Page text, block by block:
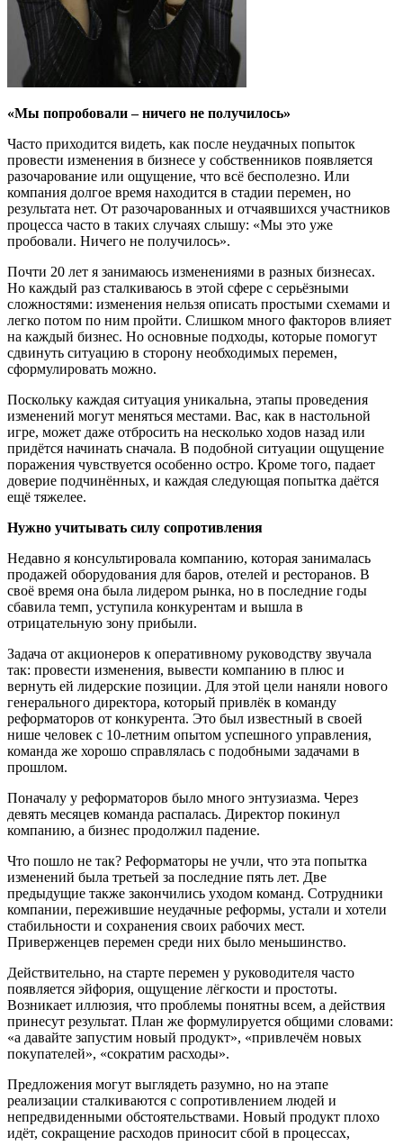
«Мы попробовали – ничего не получилось»
Часто приходится видеть, как после неудачных попыток
провести изменения в бизнесе у собственников появляется
разочарование или ощущение, что всё бесполезно. Или
компания долгое время находится в стадии перемен, но
результата нет. От разочарованных и отчаявшихся участников
процесса часто в таких случаях слышу: «Мы это уже
пробовали. Ничего не получилось».
Почти 20 лет я занимаюсь изменениями в разных бизнесах.
Но каждый раз сталкиваюсь в этой сфере с серьёзными
сложностями: изменения нельзя описать простыми схемами и
легко потом по ним пройти. Слишком много факторов влияет
на каждый бизнес. Но основные подходы, которые помогут
сдвинуть ситуацию в сторону необходимых перемен,
сформулировать можно.
Поскольку каждая ситуация уникальна, этапы проведения
изменений могут меняться местами. Вас, как в настольной
игре, может даже отбросить на несколько ходов назад или
придётся начинать сначала. В подобной ситуации ощущение
поражения чувствуется особенно остро. Кроме того, падает
доверие подчинённых, и каждая следующая попытка даётся
ещё тяжелее.
Нужно учитывать силу сопротивления
Недавно я консультировала компанию, которая занималась
продажей оборудования для баров, отелей и ресторанов. В
своё время она была лидером рынка, но в последние годы
сбавила темп, уступила конкурентам и вышла в
отрицательную зону прибыли.
Задача от акционеров к оперативному руководству звучала
так: провести изменения, вывести компанию в плюс и
вернуть ей лидерские позиции. Для этой цели наняли нового
генерального директора, который привлёк в команду
реформаторов от конкурента. Это был известный в своей
нише человек с 10-летним опытом успешного управления,
команда же хорошо справлялась с подобными задачами в
прошлом.
Поначалу у реформаторов было много энтузиазма. Через
девять месяцев команда распалась. Директор покинул
компанию, а бизнес продолжил падение.
Что пошло не так? Реформаторы не учли, что эта попытка
изменений была третьей за последние пять лет. Две
предыдущие также закончились уходом команд. Сотрудники
компании, пережившие неудачные реформы, устали и хотели
стабильности и сохранения своих рабочих мест.
Приверженцев перемен среди них было меньшинство.
Действительно, на старте перемен у руководителя часто
появляется эйфория, ощущение лёгкости и простоты.
Возникает иллюзия, что проблемы понятны всем, а действия
принесут результат. План же формулируется общими словами:
«а давайте запустим новый продукт», «привлечём новых
покупателей», «сократим расходы».
Предложения могут выглядеть разумно, но на этапе
реализации сталкиваются с сопротивлением людей и
непредвиденными обстоятельствами. Новый продукт плохо
идёт, сокращение расходов приносит сбой в процессах,